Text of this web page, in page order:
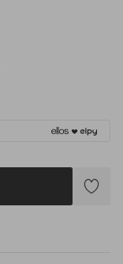
Lägg